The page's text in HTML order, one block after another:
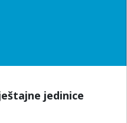
jedinice